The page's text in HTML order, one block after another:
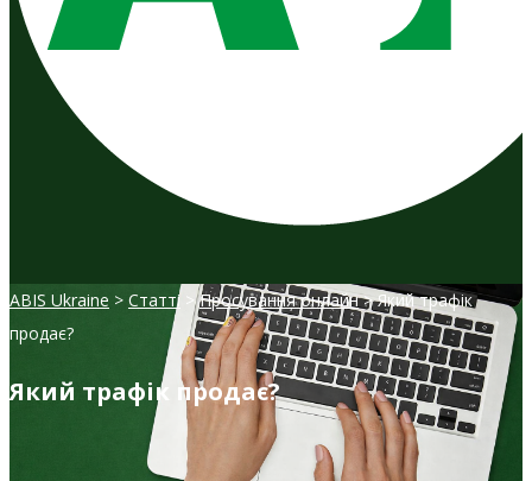
ABIS Ukraine > Статті >Просування онлайн>Який трафік
продає?
Який трафік продає?